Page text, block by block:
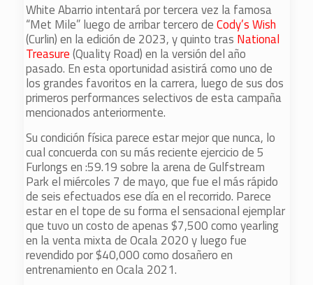
White Abarrio intentará por tercera vez la famosa
“Met Mile” luego de arribar tercero deCody’s Wish
(Curlin) en la edición de 2023, y quinto tras National
Treasure(Quality Road) en la versión del año
pasado. En esta oportunidad asistirá como uno de
los grandes favoritos en la carrera, luego de sus dos
primeros performances selectivos de esta campaña
mencionados anteriormente.
Su condición física parece estar mejor que nunca, lo
cual concuerda con su más reciente ejercicio de 5
Furlongs en :59.19 sobre la arena de Gulfstream
Park el miércoles 7 de mayo, que fue el más rápido
de seis efectuados ese día en el recorrido. Parece
estar en el tope de su forma el sensacional ejemplar
que tuvo un costo de apenas $7,500 como yearling
en la venta mixta de Ocala 2020 y luego fue
revendido por $40,000 como dosañero en
entrenamiento en Ocala 2021.